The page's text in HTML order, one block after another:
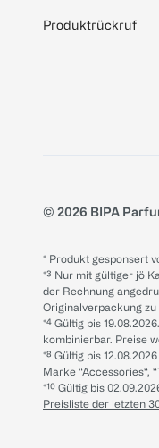
Produktrückruf
© 2026 BIPA
* Produkt gesponsert
*³ Nur mit gültiger jö
der Rechnung
Originalverpackung
*⁴ Gültig bis
kombinierbar. Preise
*⁸ Gültig bis
Marke “Accessories“,
*¹⁰ Gültig bis
Preisliste der letzten